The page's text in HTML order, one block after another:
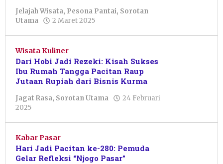
Jelajah Wisata, Pesona Pantai, Sorotan
Utama
2 Maret 2025
Cahyaningtias
Wisata Kuliner
Dari Hobi Jadi Rezeki: Kisah Sukses
Ibu Rumah Tangga Pacitan Raup
Jutaan Rupiah dari Bisnis Kurma
Jagat Rasa, Sorotan Utama
24 Februari
2025
Sabila
Kabar Pasar
Hari Jadi Pacitan ke-280: Pemuda
Gelar Refleksi “Njogo Pasar”